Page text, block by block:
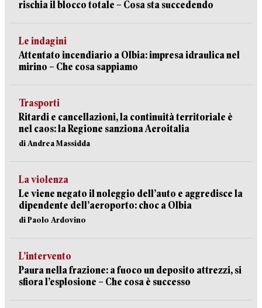
rischia il blocco totale – Cosa sta succedendo
Le indagini
Attentato incendiario a Olbia: impresa idraulica nel
mirino – Che cosa sappiamo
Trasporti
Ritardi e cancellazioni, la continuità territoriale è
nel caos: la Regione sanziona Aeroitalia
di Andrea Massidda
La violenza
Le viene negato il noleggio dell’auto e aggredisce la
dipendente dell’aeroporto: choc a Olbia
di Paolo Ardovino
L’intervento
Paura nella frazione: a fuoco un deposito attrezzi, si
sfiora l’esplosione – Che cosa è successo